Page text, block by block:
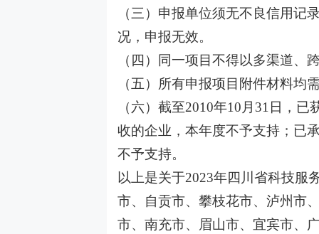
（三）申报单位须无不良信用记
况，申报无效。
（四）同一项目不得以多渠道、
（五）所有申报项目附件材料均
（六）截至2010年10月31日，
收的企业，本年度不予支持；已
不予支持。
以上是关于2023年四川省科技服
市、自贡市、攀枝花市、泸州市
市、南充市、眉山市、宜宾市、